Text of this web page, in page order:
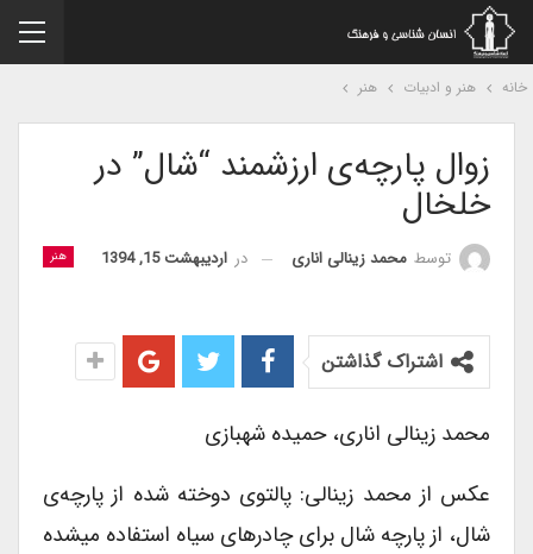
هنر و ادبیات هنر
زوال پارچه‌ی ارزشمند “شال” در
خلخال
هنر توسطمحمد زینالی اناری دراردیبهشت 15, 1394
اشتراک گذاشتن
محمد زینالی اناری، حمیده شهبازی
عکس از محمد زینالی: پالتوی دوخته شده از پارچه‌ی
شال، از پارچه شال برای چادرهای سیاه استفاده میشده